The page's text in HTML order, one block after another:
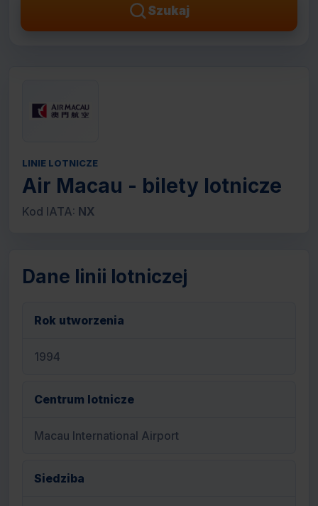
Szukaj
LINIE LOTNICZE
Air Macau - bilety lotnicze
Kod IATA: NX
Dane linii lotniczej
Rok utworzenia
1994
Centrum lotnicze
Macau International Airport
Siedziba